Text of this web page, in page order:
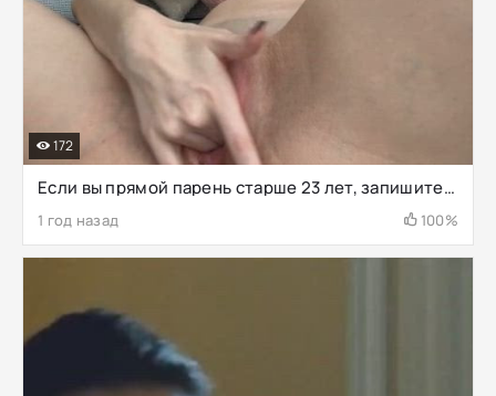
Если вы прямой парень старше 23 лет, запишите, какое первое слово пришло вам в голову
1 год назад 100%
172